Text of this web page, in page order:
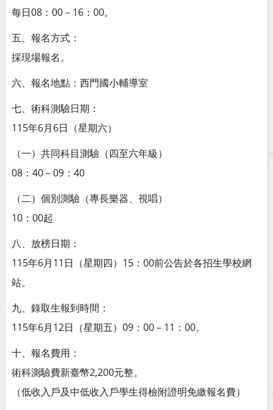
每日08：00－16：00。
五、報名方式：
採現場報名。
六、報名地點：西門國小輔導室
七、術科測驗日期：
115年6月6日（星期六）
（一）共同科目測驗（四至六年級）
08：40－09：40
（二）個別測驗（專長樂器、視唱）
10：00起
八、放榜日期：
115年6月11日（星期四）15：00前公告於各招生學校網
站。
九、錄取生報到時間：
115年6月12日（星期五）09：00－11：00。
十、報名費用：
術科測驗費新臺幣2,200元整。
（低收入戶及中低收入戶學生得檢附證明免繳報名費）